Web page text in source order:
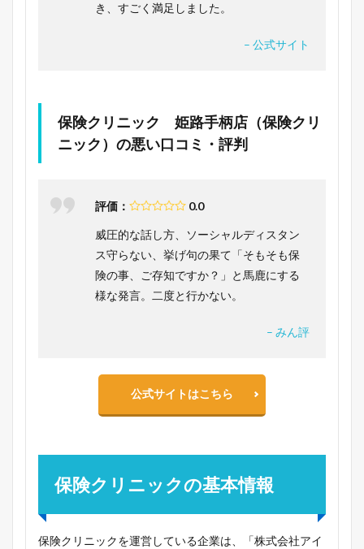
き、すごく満足しました。
– 公式サイト
保険クリニック 姫路手柄店（保険クリ
ニック）の悪い口コミ・評判
評価： 0.0
威圧的な話し方、ソーシャルディスタン
ス守らない、挙げ句の果て「そもそも保
険の事、ご存知ですか？」と馬鹿にする
様な発言。二度と行かない。
– みん評
公式サイトはこちら
保険クリニックの基本情報
保険クリニックを運営している企業は、「株式会社アイ